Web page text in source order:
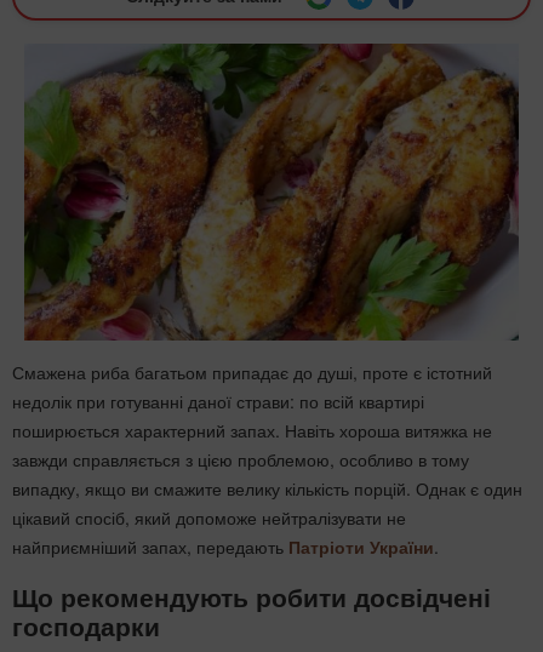
Смажена риба багатьом припадає до душі, проте є істотний
недолік при готуванні даної страви: по всій квартирі
поширюється характерний запах. Навіть хороша витяжка не
завжди справляється з цією проблемою, особливо в тому
випадку, якщо ви смажите велику кількість порцій. Однак є один
цікавий спосіб, який допоможе нейтралізувати не
найприємніший запах, передають Патріоти України
Що рекомендують робити досвідчені
господарки